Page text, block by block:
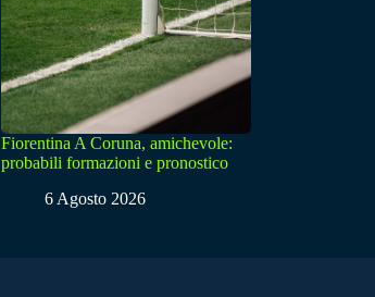
Fiorentina A Coruna, amichevole:
probabili formazioni e pronostico
6 Agosto 2026